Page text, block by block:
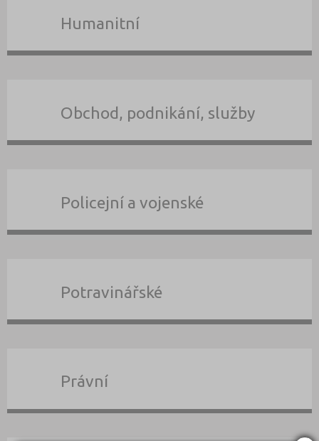
Humanitní
Obchod, podnikání, služby
Policejní a vojenské
Potravinářské
Právní